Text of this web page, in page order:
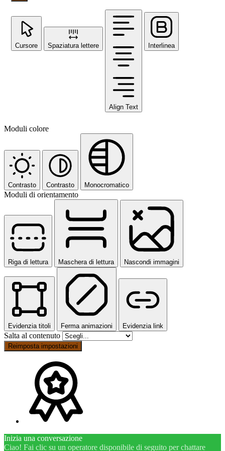
Cursore Spaziatura lettere
Align Text
Interlinea
Moduli colore
Contrasto Contrasto Monocromatico
Moduli di orientamento
Riga di lettura Maschera di lettura Nascondi immagini
Evidenzia titoli Ferma animazioni Evidenzia link
Salta al contenuto
Reimposta impostazioni
Inizia una conversazione
Ciao! Fai clic su un operatore disponibile di seguito per chattare